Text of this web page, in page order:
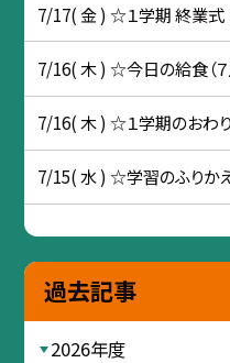
7/17( 金 ) ☆１学期 終業式 （
7/16( 木 ) ☆今日の給食（７
7/16( 木 ) ☆１学期のおわり
7/15( 水 ) ☆学習のふりかえり
過去記事
2026年度